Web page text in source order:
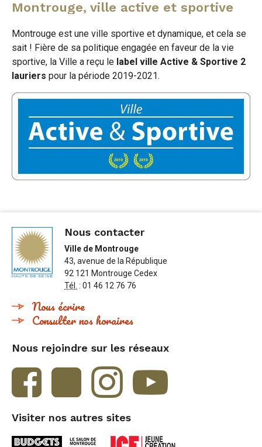
Montrouge, ville active et sportive
Montrouge est une ville sportive et dynamique, et cela se
sait ! Fière de sa politique engagée en faveur de la vie
sportive, la Ville a reçu le label ville Active & Sportive 2
lauriers pour la période 2019-2021.
Nous contacter
Ville de Montrouge
43, avenue de la République
92 121 Montrouge Cedex
Tél. : 01 46 12 76 76
Nous écrire
Consulter nos horaires
Nous rejoindre sur les réseaux
Visiter nos autres sites